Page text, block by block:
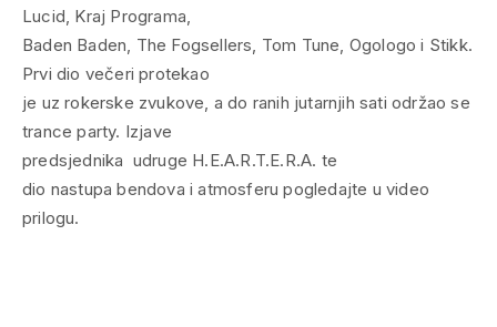
Lucid, Kraj Programa,
Baden Baden, The Fogsellers, Tom Tune, Ogologo i Stikk.
Prvi dio večeri protekao
je uz rokerske zvukove, a do ranih jutarnjih sati održao se
trance party. Izjave
predsjednika udruge H.E.A.R.T.E.R.A. te
dio nastupa bendova i atmosferu pogledajte u video
prilogu.